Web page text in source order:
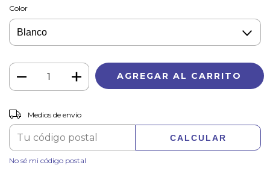
Color
Entregas para el CP:
Medios de envío
CALCULAR
No sé mi código postal